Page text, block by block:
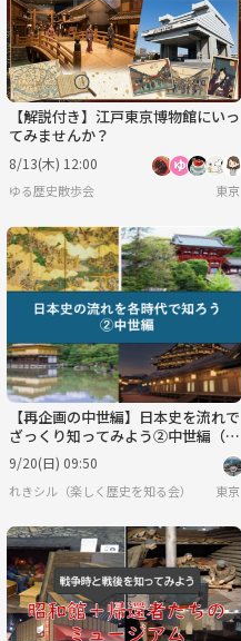
【解説付き】江戸東京博物館にいっ
てみませんか？
8/13(木) 12:00
ゆる歴史散歩会 東京
【再企画の中世編】日本史を流れで
ざっくり知ってみよう②中世編（勉
強会）
9/20(日) 09:50
れきシル（楽しく歴史を知る会） 東京